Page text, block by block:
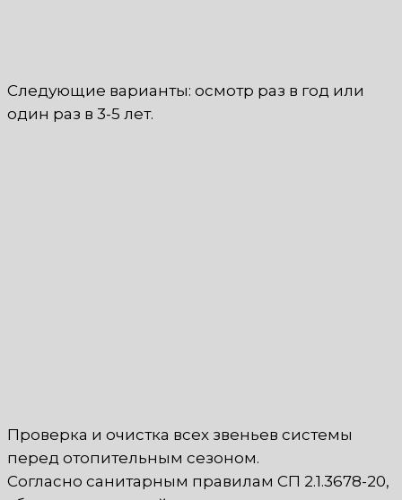
Следующие варианты: осмотр раз в год или
один раз в 3-5 лет.
Проверка и очистка всех звеньев системы
перед отопительным сезоном.
Согласно санитарным правилам СП 2.1.3678-20,